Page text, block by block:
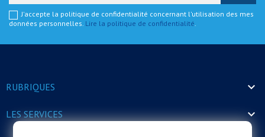
J'accepte la politique de confidentialité concernant l'utilisation des mes
données personnelles. Lire la politique de confidentialité
RUBRIQUES 
LES SERVICES 